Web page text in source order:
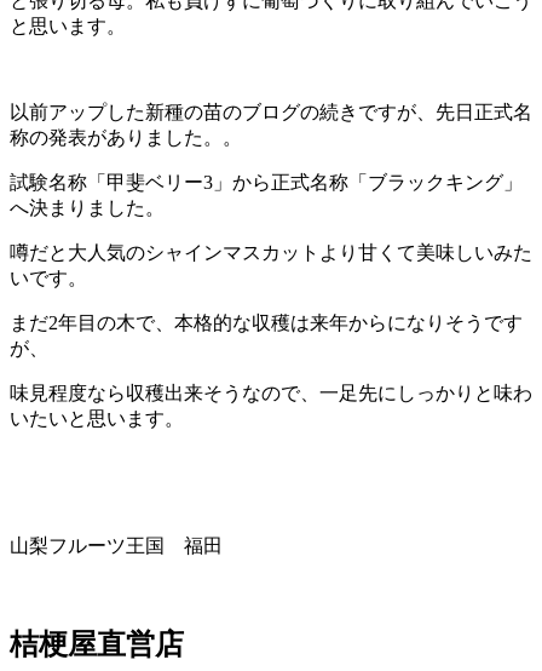
と思います。
以前アップした新種の苗のブログの続きですが、先日正式名
称の発表がありました。。
試験名称「甲斐ベリー3 」から正式名称「ブラックキング」
へ決まりました。
噂だと大人気のシャインマスカットより甘くて美味しいみた
いです。
まだ2年目の木で、本格的な収穫は来年からになりそうです
が、
味見程度なら収穫出来そうなので、一足先にしっかりと味わ
いたいと思います。
山梨フルーツ王国 福田
桔梗屋直営店